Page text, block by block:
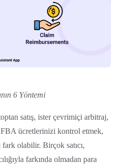
6 Yöntemi
satış, ister çevrimiçi arbitraj,
ücretlerinizi kontrol etmek,
fark olabilir. Birçok satıcı,
farkında olmadan para